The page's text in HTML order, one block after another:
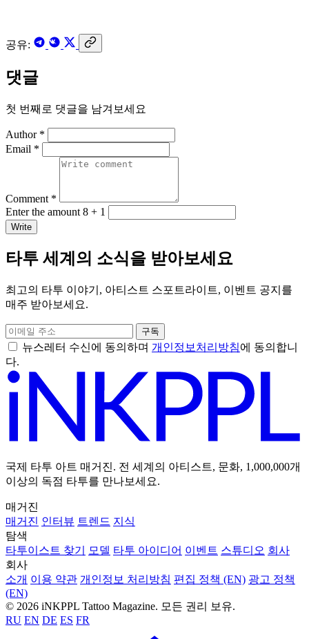
공유:
댓글
첫 번째로 댓글을 남겨보세요
Author *
Email *
Comment *
Enter the amount 8 + 1
Write
타투 세계의 소식을 받아보세요
최고의 타투 이야기, 아티스트 스포트라이트, 이벤트 공지를
매주 받아보세요.
구독
뉴스레터 수신에 동의하며 개인정보처리방침에 동의합니
다.
국제 타투 아트 매거진. 전 세계의 아티스트, 문화, 1,000,000개
이상의 독점 타투를 만나보세요.
매거진
매거진 인터뷰 트렌드 지식
탐색
타투이스트 찾기
모델 타투 아이디어 이벤트 스튜디오 회사
회사
소개 이용 약관 개인정보 처리방침 편집 정책 (EN) 광고 정책
(EN)
© 2026 iNKPPL Tattoo Magazine. 모든 권리 보유.
RU EN DE ES FR